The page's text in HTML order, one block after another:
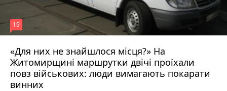
«Для них не знайшлося місця?» На
Житомирщині маршрутки двічі проїхали
повз військових: люди вимагають покарати
винних
19
17 липня 2026 р.